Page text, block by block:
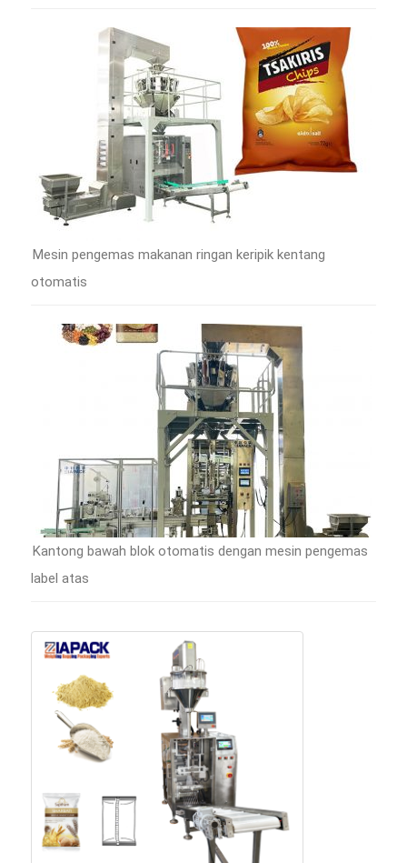
Mesin pengemas makanan ringan keripik kentang
otomatis
Kantong bawah blok otomatis dengan mesin pengemas
label atas